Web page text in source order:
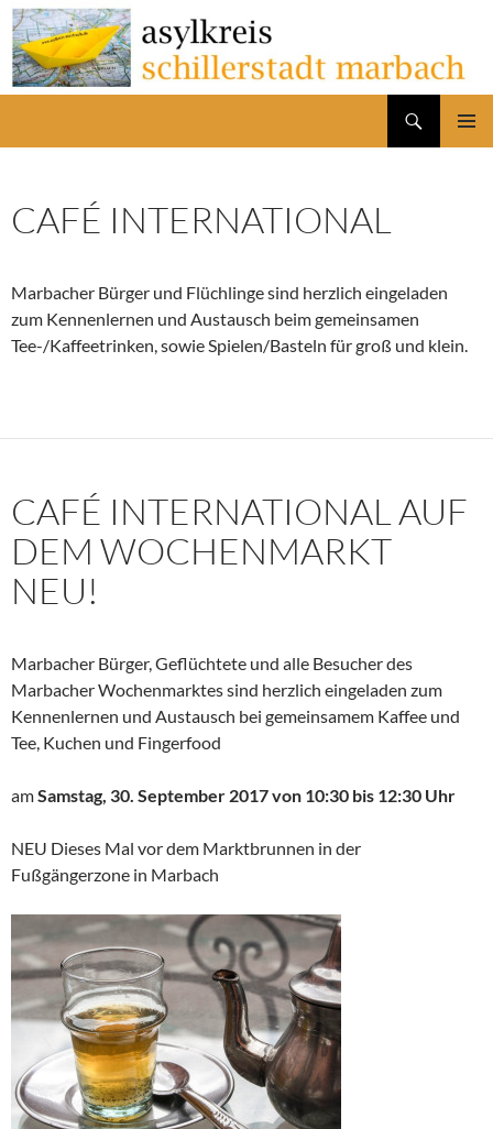
Zum
Inhalt
springen
CAFÉ INTERNATIONAL
Marbacher Bürger und Flüchlinge sind herzlich eingeladen
zum Kennenlernen und Austausch beim gemeinsamen
Tee-/Kaffeetrinken, sowie Spielen/Basteln für groß und klein.
CAFÉ INTERNATIONAL AUF
DEM WOCHENMARKT
NEU!
Marbacher Bürger, Geflüchtete und alle Besucher des
Marbacher Wochenmarktes sind herzlich eingeladen zum
Kennenlernen und Austausch bei gemeinsamem Kaffee und
Tee, Kuchen und Fingerfood
amSamstag, 30. September 2017 von 10:30 bis 12:30 Uhr
NEU Dieses Mal vor dem Marktbrunnen in der
Fußgängerzone in Marbach